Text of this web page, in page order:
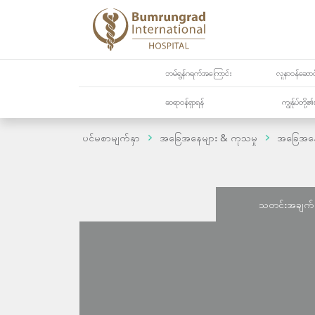
ဘမ်ရွန်ဂရက်အကြောင်း လူနာဝန်ဆော
ဆရာဝန်ရှာရန် ကျွန်ုပ်တို့၏
ပင်မစာမျက်နှာ အခြေအနေများ & ကုသမှု အခြေအန
သတင်းအခ